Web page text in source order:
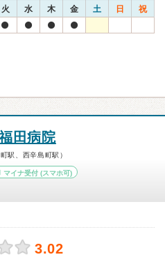
火 水 木 金 土 日 祝
田病院
駅、西辛島町駅）
マイナ受付 (スマホ可)
3.02